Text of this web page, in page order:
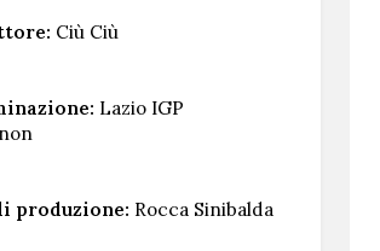
Ciù Ciù
Lazio IGP
produzione: Rocca Sinibalda